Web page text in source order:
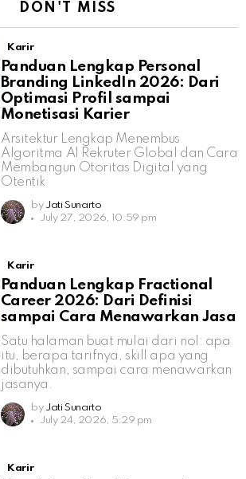
DON'T MISS
Karir
Panduan Lengkap Personal
Branding LinkedIn 2026: Dari
Optimasi Profil sampai
Monetisasi Karier
Arsitektur Lengkap Menembus
Algoritma AI Rekruter Global dan Cara
Membangun Otoritas Digital yang
Otentik
by Jati Sunarto
July 27, 2026, 10:59 pm
Karir
Panduan Lengkap Fractional
Career 2026: Dari Definisi
sampai Cara Menawarkan Jasa
Satu halaman buat mulai dari nol: apa
itu, berapa tarifnya, skill apa yang
dibutuhkan, sampai cara menawarkan
jasanya.
by Jati Sunarto
July 24, 2026, 5:29 pm
Karir